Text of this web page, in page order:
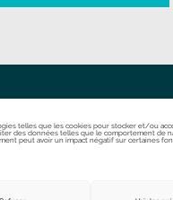
telles que les cookies pour stocker et/ou
des données telles que le comportement de
peut avoir un impact négatif sur certaines